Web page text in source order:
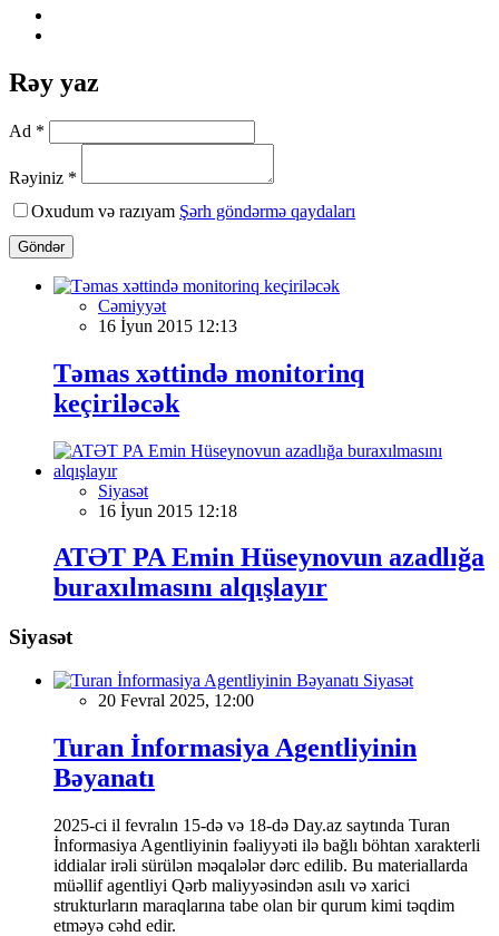
Rəy yaz
Ad *
Rəyiniz *
Oxudum və razıyam Şərh göndərmə qaydaları
Göndər
Cəmiyyət
16 İyun 2015 12:13
Təmas xəttində monitorinq
keçiriləcək
Siyasət
16 İyun 2015 12:18
ATƏT PA Emin Hüseynovun azadlığa
buraxılmasını alqışlayır
Siyasət
Siyasət
20 Fevral 2025, 12:00
Turan İnformasiya Agentliyinin
Bəyanatı
2025-ci il fevralın 15-də və 18-də Day.az saytında Turan
İnformasiya Agentliyinin fəaliyyəti ilə bağlı böhtan xarakterli
iddialar irəli sürülən məqalələr dərc edilib. Bu materiallarda
müəllif agentliyi Qərb maliyyəsindən asılı və xarici
strukturların maraqlarına tabe olan bir qurum kimi təqdim
etməyə cəhd edir.